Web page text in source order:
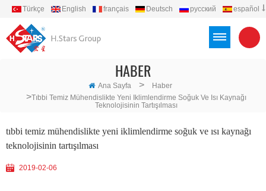
Türkçe English français Deutsch русский
español
HABER
Ana Sayfa > Haber
>Tıbbi Temiz Mühendislikte Yeni Iklimlendirme Soğuk Ve Isı Kaynağı
Teknolojisinin Tartışılması
tıbbi temiz mühendislikte yeni iklimlendirme soğuk ve ısı kaynağı
teknolojisinin tartışılması
2019-02-06